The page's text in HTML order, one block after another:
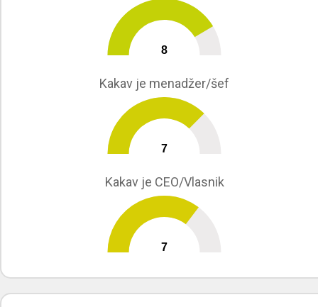
8
Kakav je menadžer/šef
7
Kakav je CEO/Vlasnik
7